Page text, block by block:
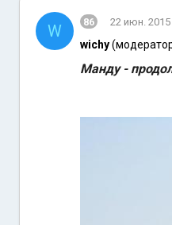
W 86 22 июн. 2015
wichy
Манду -